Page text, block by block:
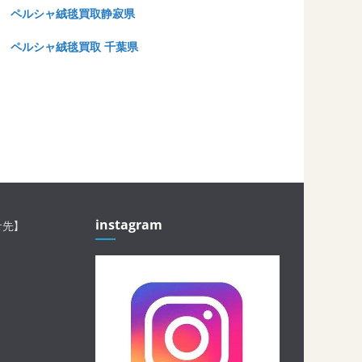
ペルシャ絨毯買取静寂県
ペルシャ絨毯買取 千葉県
】 instagram